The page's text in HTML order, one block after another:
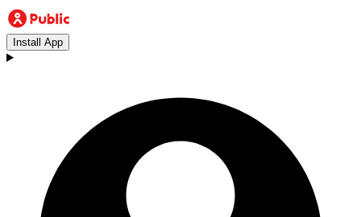
Install App